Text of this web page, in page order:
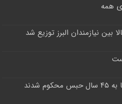
همه
شدند